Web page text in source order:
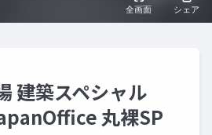
建築スペシャル
丸裸SP